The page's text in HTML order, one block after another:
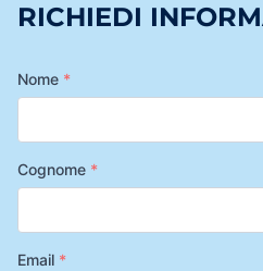
RICHIEDI
Nome *
Cognome *
Email *